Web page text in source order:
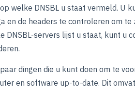
welke DNSBL u staat vermeld. U
en de headers te controleren om
DNSBL-servers lijst u staat, kunt u
dingen die u kunt doen om te
en software up-to-date. Dit